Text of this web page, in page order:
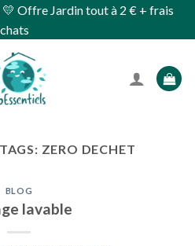
💛 Offre Jardin tout à 2 € + frais
ZERO DECHET
BLOG
lavable